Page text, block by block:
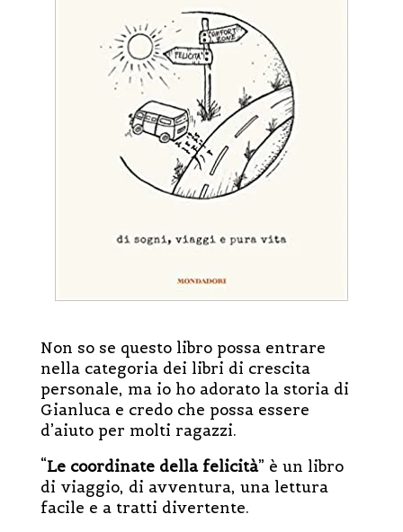
Non so se questo libro possa entrare
nella categoria dei libri di crescita
personale, ma io ho adorato la storia di
Gianluca e credo che possa essere
d’aiuto per molti ragazzi.
“Le coordinate della felicità” è un libro
di viaggio, di avventura, una lettura
facile e a tratti divertente.